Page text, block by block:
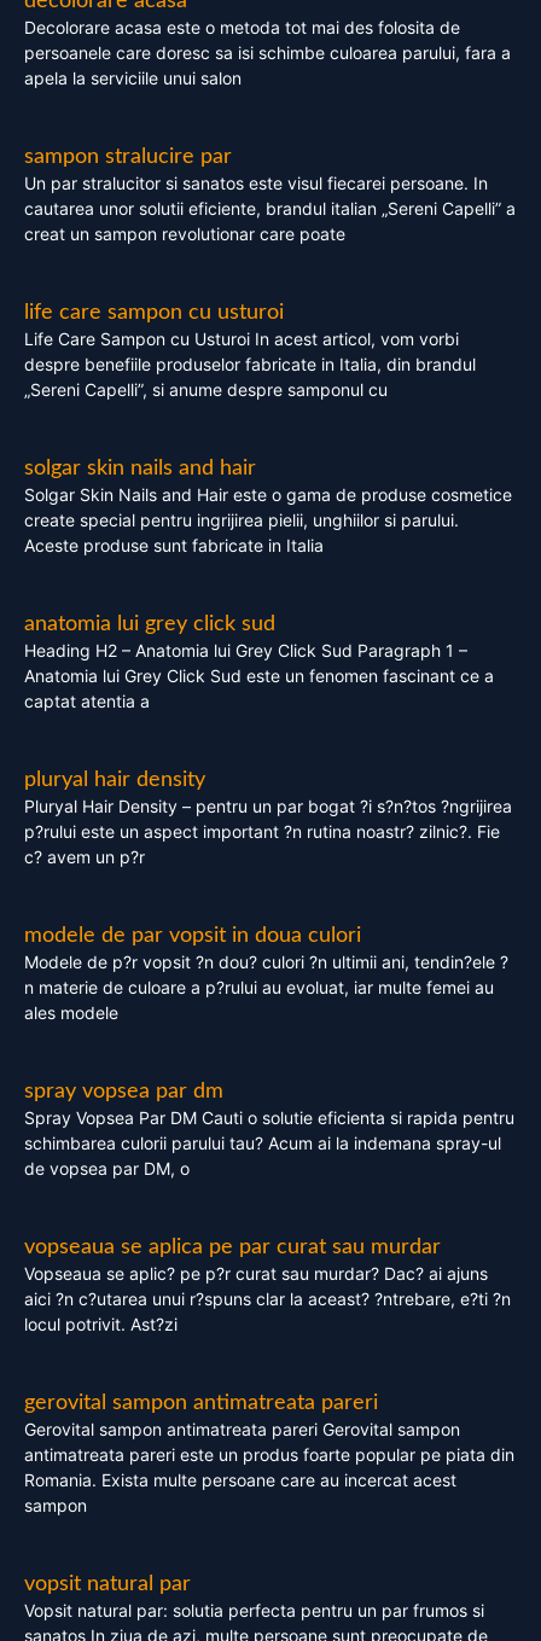
Decolorare acasa este o metoda tot mai des folosita de
persoanele care doresc sa isi schimbe culoarea parului, fara a
apela la serviciile unui salon
sampon stralucire par
Un par stralucitor si sanatos este visul fiecarei persoane. In
cautarea unor solutii eficiente, brandul italian „Sereni Capelli” a
creat un sampon revolutionar care poate
life care sampon cu usturoi
Life Care Sampon cu Usturoi In acest articol, vom vorbi
despre benefiile produselor fabricate in Italia, din brandul
„Sereni Capelli”, si anume despre samponul cu
solgar skin nails and hair
Solgar Skin Nails and Hair este o gama de produse cosmetice
create special pentru ingrijirea pielii, unghiilor si parului.
Aceste produse sunt fabricate in Italia
anatomia lui grey click sud
Heading H2 – Anatomia lui Grey Click Sud Paragraph 1 –
Anatomia lui Grey Click Sud este un fenomen fascinant ce a
captat atentia a
pluryal hair density
Pluryal Hair Density – pentru un par bogat ?i s?n?tos ?ngrijirea
p?rului este un aspect important ?n rutina noastr? zilnic?. Fie
c? avem un p?r
modele de par vopsit in doua culori
Modele de p?r vopsit ?n dou? culori ?n ultimii ani, tendin?ele ?
n materie de culoare a p?rului au evoluat, iar multe femei au
ales modele
spray vopsea par dm
Spray Vopsea Par DM Cauti o solutie eficienta si rapida pentru
schimbarea culorii parului tau? Acum ai la indemana spray-ul
de vopsea par DM, o
vopseaua se aplica pe par curat sau murdar
Vopseaua se aplic? pe p?r curat sau murdar? Dac? ai ajuns
aici ?n c?utarea unui r?spuns clar la aceast? ?ntrebare, e?ti ?n
locul potrivit. Ast?zi
gerovital sampon antimatreata pareri
Gerovital sampon antimatreata pareri Gerovital sampon
antimatreata pareri este un produs foarte popular pe piata din
Romania. Exista multe persoane care au incercat acest
sampon
vopsit natural par
Vopsit natural par: solutia perfecta pentru un par frumos si
sanatos In ziua de azi, multe persoane sunt preocupate de